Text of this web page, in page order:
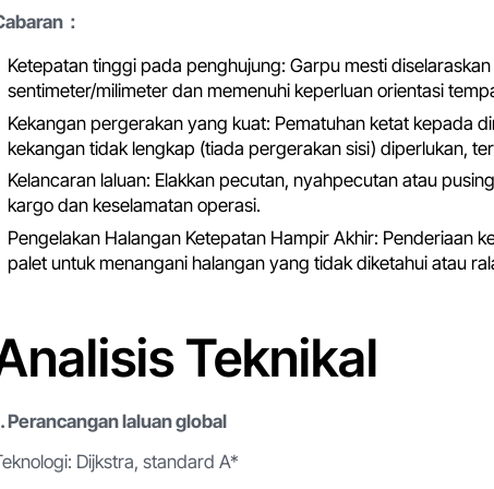
：
Ketepatan tinggi pada penghujung: Garpu mesti
sentimeter/milimeter dan memenuhi keperluan orientasi
Kekangan pergerakan yang kuat: Pematuhan ketat kepada
kekangan tidak lengkap (tiada pergerakan sisi) diperlukan,
Kelancaran laluan: Elakkan pecutan, nyahpecutan atau
kargo dan keselamatan operasi.
Pengelakan Halangan Ketepatan Hampir Akhir: Penderiaan
palet untuk menangani halangan yang tidak diketahui atau
Teknikal
Perancangan laluan global
Dijkstra, standard A*